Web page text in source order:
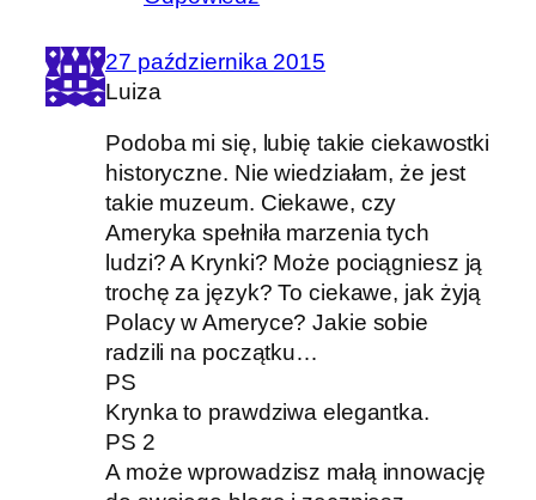
27 października 2015
Luiza
Podoba mi się, lubię takie ciekawostki
historyczne. Nie wiedziałam, że jest
takie muzeum. Ciekawe, czy
Ameryka spełniła marzenia tych
ludzi? A Krynki? Może pociągniesz ją
trochę za język? To ciekawe, jak żyją
Polacy w Ameryce? Jakie sobie
radzili na początku…
PS
Krynka to prawdziwa elegantka.
PS 2
A może wprowadzisz małą innowację